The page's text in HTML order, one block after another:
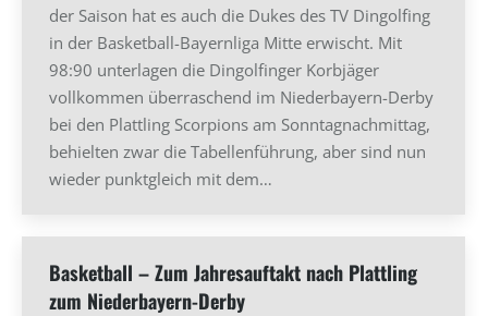
der Saison hat es auch die Dukes des TV Dingolfing
in der Basketball-Bayernliga Mitte erwischt. Mit
98:90 unterlagen die Dingolfinger Korbjäger
vollkommen überraschend im Niederbayern-Derby
bei den Plattling Scorpions am Sonntagnachmittag,
behielten zwar die Tabellenführung, aber sind nun
wieder punktgleich mit dem…
Basketball – Zum Jahresauftakt nach Plattling
zum Niederbayern-Derby